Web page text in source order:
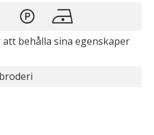
behålla sina egenskaper